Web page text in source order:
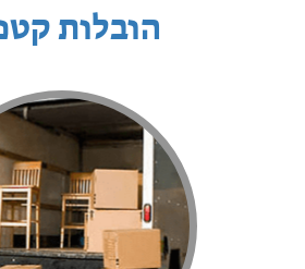
הובלות